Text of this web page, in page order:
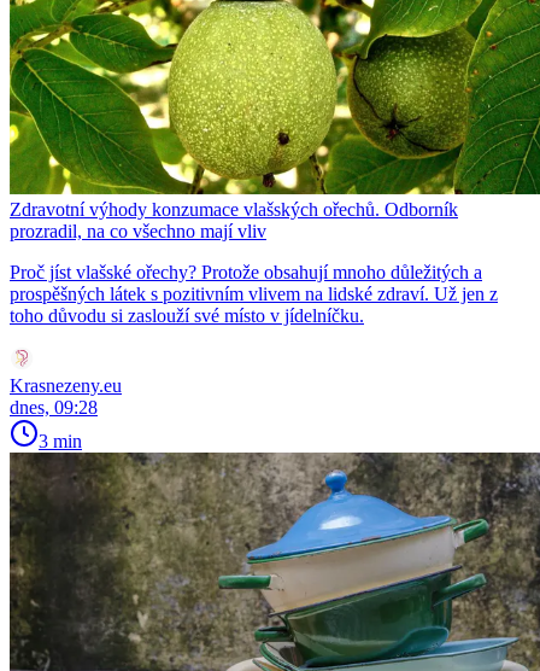
Zdravotní výhody konzumace vlašských ořechů. Odborník
prozradil, na co všechno mají vliv
Proč jíst vlašské ořechy? Protože obsahují mnoho důležitých a
prospěšných látek s pozitivním vlivem na lidské zdraví. Už jen z
toho důvodu si zaslouží své místo v jídelníčku.
Krasnezeny.eu
dnes, 09:28
3 min